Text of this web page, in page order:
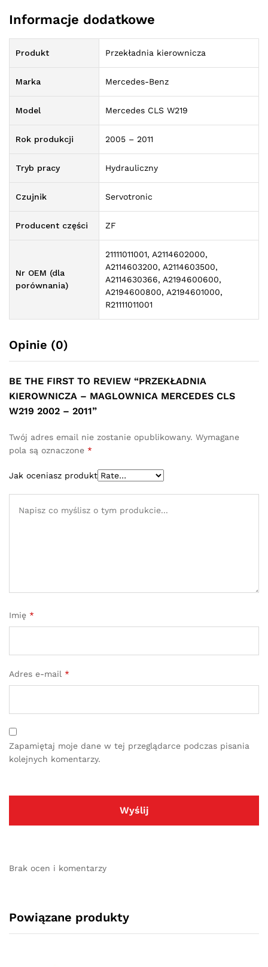
Informacje dodatkowe
Produkt Przekładnia kierownicza
Marka Mercedes-Benz
Model Mercedes CLS W219
Rok produkcji 2005 – 2011
Tryb pracy Hydrauliczny
Czujnik Servotronic
Producent części ZF
Nr OEM (dla
porównania)
21111011001, A2114602000,
A2114603200, A2114603500,
A2114630366, A2194600600,
A2194600800, A2194601000,
R21111011001
Opinie (0)
BE THE FIRST TO REVIEW “PRZEKŁADNIA
KIEROWNICZA – MAGLOWNICA MERCEDES CLS
W219 2002 – 2011”
Twój adres email nie zostanie opublikowany. Wymagane
pola są oznaczone *
Jak oceniasz produkt
Imię *
Adres e-mail *
Zapamiętaj moje dane w tej przeglądarce podczas pisania
kolejnych komentarzy.
Brak ocen i komentarzy
Powiązane produkty